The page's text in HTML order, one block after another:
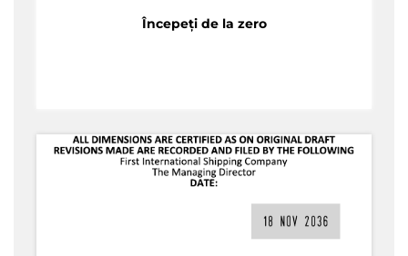
Începeți de la zero